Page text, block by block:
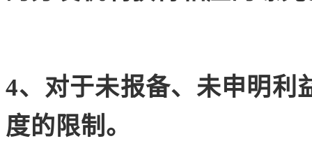
4、对于未报备、未申明利
度的限制。